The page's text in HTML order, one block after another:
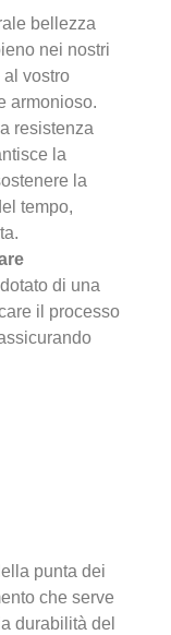
bellezza
nei nostri
vostro
armonioso.
resistenza
la
la
tempo,
di una
il processo
punta dei
che serve
durabilità del